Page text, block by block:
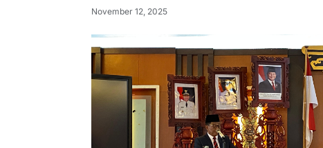
November 12, 2025